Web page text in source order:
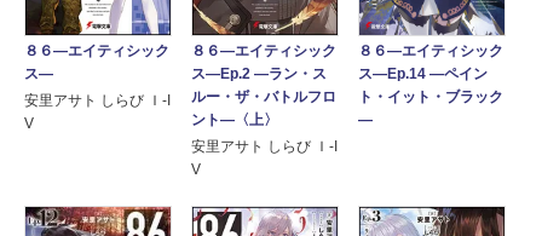
８６―エイティシック
ス―
安里アサト しらび Ｉ-I
V
８６―エイティシック
ス―Ep.2 ―ラン・ス
ルー・ザ・バトルフロ
ント―〈上〉
安里アサト しらび Ｉ-I
V
８６―エイティシック
ス―Ep.14 ―ペイン
ト・イット・ブラック
―